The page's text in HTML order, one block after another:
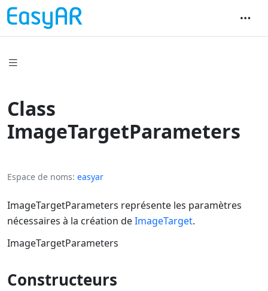
Class
ImageTargetParameters
Espace de noms easyar
ImageTargetParameters représente les paramètres
nécessaires à la création deImageTarget.
ImageTargetParameters
Constructeurs